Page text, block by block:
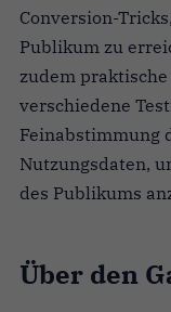
Conversion-
Publikum zu
zudem
verschiedene
Feinabstimmung
Nutzungsdaten,
des Publikums
Über den